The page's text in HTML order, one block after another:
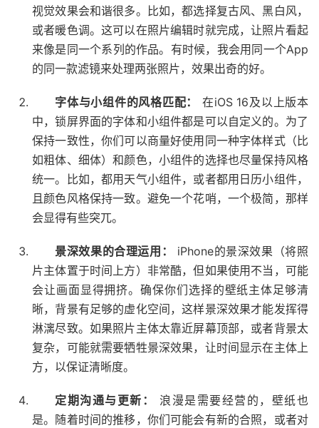
视觉效果会和谐很多。比如，都选择复古风、黑白风，
或者暖色调。这可以在照片编辑时就完成，让照片看起
来像是同一个系列的作品。有时候，我会用同一个App
的同一款滤镜来处理两张照片，效果出奇的好。
字体与小组件的风格匹配：
在iOS 16及以上版本
中，锁屏界面的字体和小组件都是可以自定义的。为了
保持一致性，你们可以商量好使用同一种字体样式（比
如粗体、细体）和颜色，小组件的选择也尽量保持风格
统一。比如，都用天气小组件，或者都用日历小组件，
且颜色风格保持一致。避免一个花哨，一个极简，那样
会显得有些突兀。
景深效果的合理运用：
iPhone的景深效果（将照
片主体置于时间上方）非常酷，但如果使用不当，可能
会让画面显得拥挤。确保你们选择的壁纸主体足够清
晰，背景有足够的虚化空间，这样景深效果才能发挥得
淋漓尽致。如果照片主体太靠近屏幕顶部，或者背景太
复杂，可能就需要牺牲景深效果，让时间显示在主体上
方，以保证清晰度。
定期沟通与更新：
浪漫是需要经营的，壁纸也
是。随着时间的推移，你们可能会有新的合照，或者对